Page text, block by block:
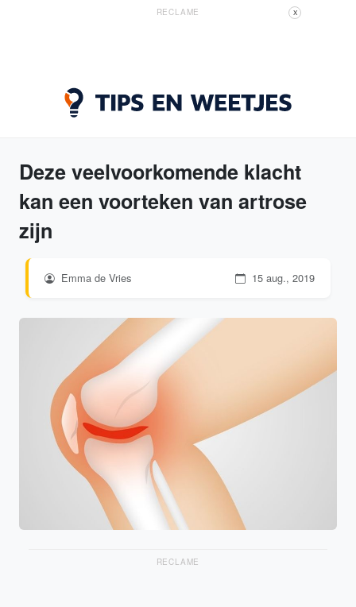
RECLAME X
Deze veelvoorkomende klacht
kan een voorteken van artrose
zijn
Emma de Vries 15 aug., 2019
RECLAME